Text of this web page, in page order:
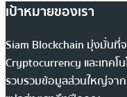
เป้าหมายของเรา
Siam Blockchain มุ่งมั่นที่
Cryptocurrency และเทคโ
รวบรวมข้อมูลส่วนใหญ่จาก